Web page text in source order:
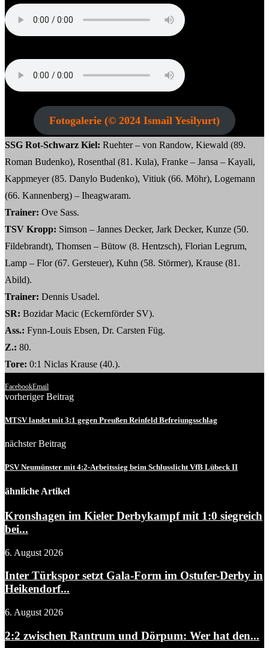
Fotogalerie (© 2024 Ismail Yesilyurt)
SSG Rot-Schwarz Kiel: Ruehter – von Randow, Kiewald (89.
Roman Budenko), Rosenthal (81. Kula), Franke – Jansa – Kayali,
Kappmeyer (85. Danylo Budenko), Vitiuk (66. Möhr), Logemann
(66. Kannenberg) – Iheagwaram.
Trainer: Ove Sass.
TSV Kropp: Simson – Jannes Decker, Jark Decker, Kunze (50.
Fildebrandt), Thomsen – Bütow (8. Hentzsch), Florian Legrum,
Lamp – Flor (67. Gersteuer), Kuhn (58. Störmer), Krause (81.
Abild).
Trainer: Dennis Usadel.
SR: Bozidar Macic (Eckernförder SV).
Ass.: Fynn-Louis Ebsen, Dr. Carsten Füg.
Z.: 80.
Tore: 0:1 Niclas Krause (40.).
FacebookEmail
vorheriger Beitrag
MTSV landet mit 3:1 gegen Preußen Reinfeld Befreiungsschlag
nächster Beitrag
PSV Neumünster mit 4:2-Arbeitssieg beim Schlusslicht VfB Lübeck II
ähnliche Artikel
Kronshagen im Kieler Derbykampf mit 1:0 siegreich
bei...
6. August 2026
Inter Türkspor setzt Gala-Form im Ostufer-Derby in
Heikendorf...
6. August 2026
2:2 zwischen Rantrum und Dörpum: Wer hat den...